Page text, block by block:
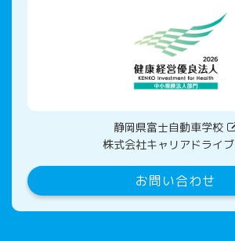
静岡県富士自動車学校
株式会社キャリアドライブ
お問い合わせ